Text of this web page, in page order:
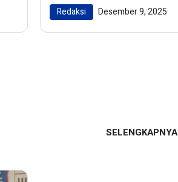
Redaksi Desember 9, 2025
SELENGKAPNYA